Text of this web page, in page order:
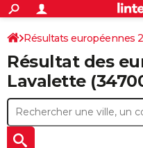
ACTUALITÉS
Politique
Société
Faits Divers
Education
Monde
Villes
+
SPORT
Coupe du monde 2026
Football
Tennis
Cyclisme
Rugby
Forum
CULTURE
Programme TV
TNT
Streaming
Cinéma
Sorties cinéma
Musique
+
FINANCE
Retraite
Impôts
Epargne
Immobilier
Risques naturels par ville
Banque
Assurance
Crédit
AUTO
Résultats européennes
Résultat des
Lavalette